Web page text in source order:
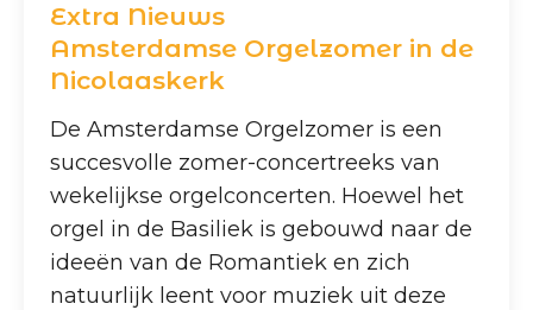
Extra Nieuws
Amsterdamse Orgelzomer in de
Nicolaaskerk
De Amsterdamse Orgelzomer is een
succesvolle zomer-concertreeks van
wekelijkse orgelconcerten. Hoewel het
orgel in de Basiliek is gebouwd naar de
ideeën van de Romantiek en zich
natuurlijk leent voor muziek uit deze